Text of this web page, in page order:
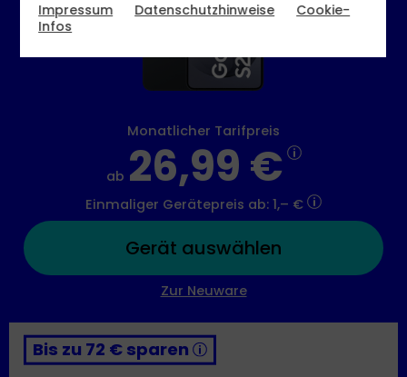
Monatlicher Tarifpreis
ab 26,99 €
Einmaliger Gerätepreis ab: 1,– €
Gerät auswählen
Zur Neuware
Bis zu 72 € sparen
Impressum Datenschutzhinweise
Cookie-
Infos